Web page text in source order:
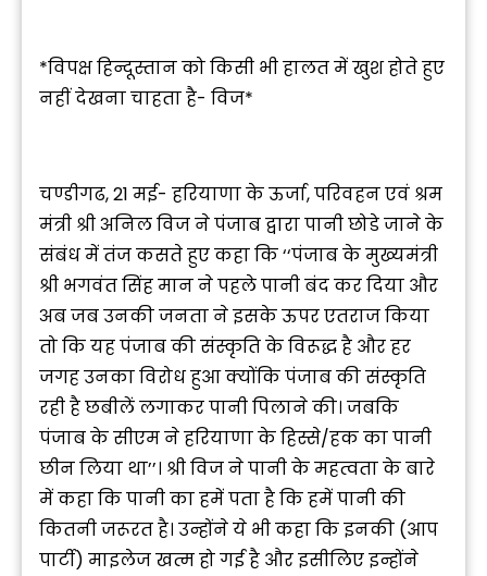
*विपक्ष हिन्दूस्तान को किसी भी हालत में खुश होते हुए
नहीं देखना चाहता है- विज*
चण्डीगढ, 21 मई- हरियाणा के ऊर्जा, परिवहन एवं श्रम
मंत्री श्री अनिल विज ने पंजाब द्वारा पानी छोडे जाने के
संबंध में तंज कसते हुए कहा कि ‘‘पंजाब के मुख्यमंत्री
श्री भगवंत सिंह मान ने पहले पानी बंद कर दिया और
अब जब उनकी जनता ने इसके ऊपर एतराज किया
तो कि यह पंजाब की संस्कृति के विरूद्ध है और हर
जगह उनका विरोध हुआ क्योंकि पंजाब की संस्कृति
रही है छबीलें लगाकर पानी पिलाने की। जबकि
पंजाब के सीएम ने हरियाणा के हिस्से/हक का पानी
छीन लिया था’’। श्री विज ने पानी के महत्वता के बारे
में कहा कि पानी का हमें पता है कि हमें पानी की
कितनी जरूरत है। उन्होंने ये भी कहा कि इनकी (आप
पार्टी) माइलेज खत्म हो गई है और इसीलिए इन्होंने